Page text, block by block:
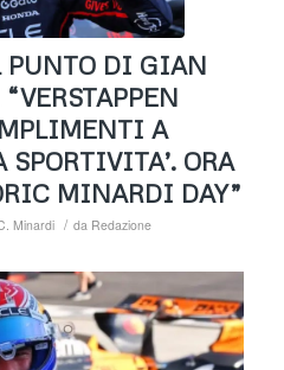
PUNTO DI GIAN
A
SPORTIVITA’. ORA
MINARDI DAY”
Minardi / da Redazione